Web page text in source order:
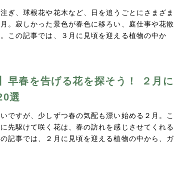
ぎ、球根花や花木など、日を追うごとにさまざま
。寂しかった景色が春色に移ろい、庭仕事や花散
この記事では、３月に見頃を迎える植物の中か
早春を告げる花を探そう！ ２月に
選
ですが、少しずつ春の気配も漂い始める２月。こ
先駆けて咲く花は、春の訪れを感じさせてくれる
記事では、２月に見頃を迎える植物の中から、ガ